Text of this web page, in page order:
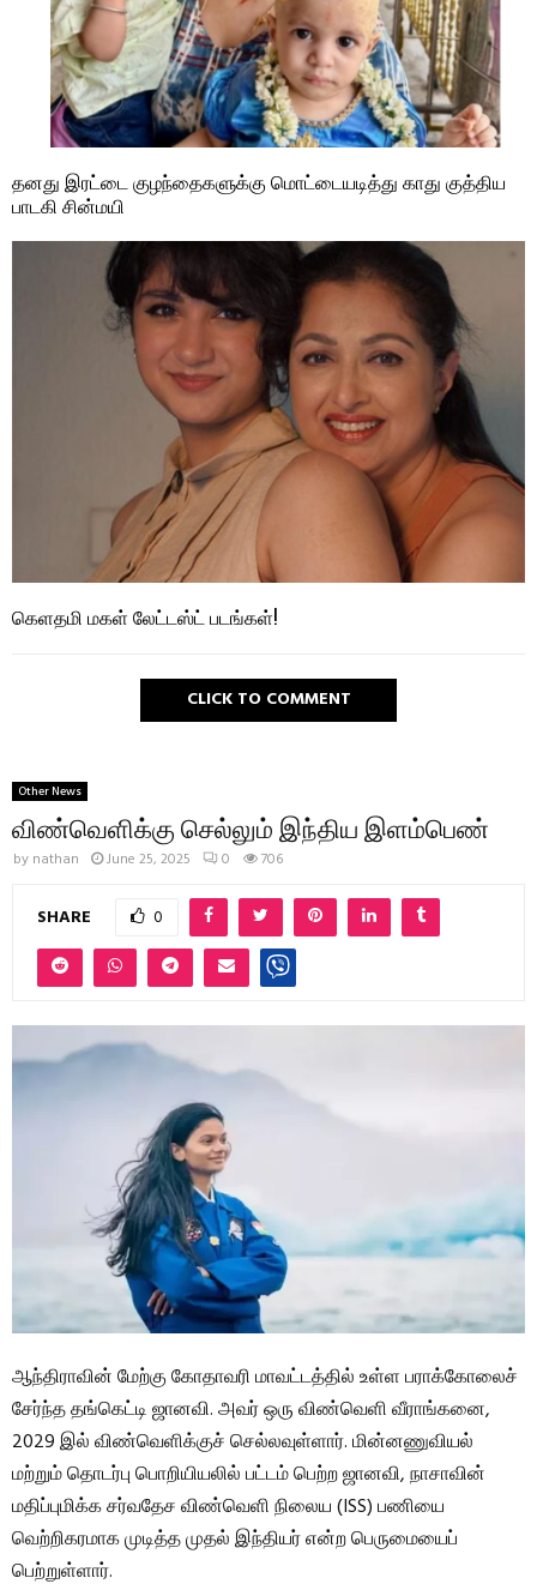
தனது இரட்டை குழந்தைகளுக்கு மொட்டையடித்து காது குத்திய
பாடகி சின்மயி
கெளதமி மகள் லேட்டஸ்ட் படங்கள்!
CLICK TO COMMENT
Other News
விண்வெளிக்கு செல்லும் இந்திய இளம்பெண்
by nathan June 25, 2025 0 706
SHARE 0
ஆந்திராவின் மேற்கு கோதாவரி மாவட்டத்தில் உள்ள பராக்கோலைச்
சேர்ந்த தங்கெட்டி ஜானவி. அவர் ஒரு விண்வெளி வீராங்கனை,
2029 இல் விண்வெளிக்குச் செல்லவுள்ளார். மின்னணுவியல்
மற்றும் தொடர்பு பொறியியலில் பட்டம் பெற்ற ஜானவி, நாசாவின்
மதிப்புமிக்க சர்வதேச விண்வெளி நிலைய (ISS) பணியை
வெற்றிகரமாக முடித்த முதல் இந்தியர் என்ற பெருமையைப்
பெற்றுள்ளார்.